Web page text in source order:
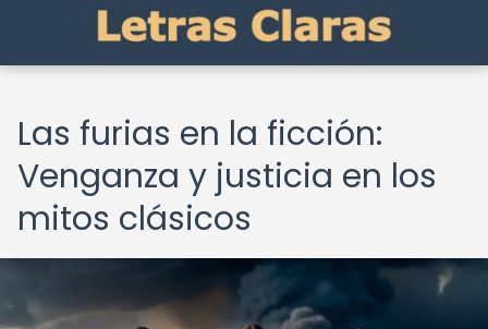
Las furias en la ficción:
Venganza y justicia en los
mitos clásicos